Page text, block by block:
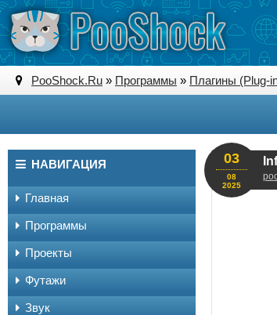
PooShock.Ru » Программы » Плагины (Plug-
03
08
2025
НАВИГАЦИЯ
Главная
Программы
Проекты
Футажи
Звук